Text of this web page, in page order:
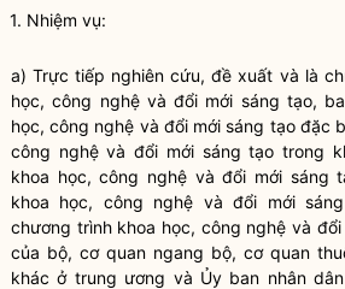
1. Nhiệm vụ:
a) Trực tiếp nghiên cứu, đề xuất và là
học, công nghệ và đổi mới sáng tạo,
học, công nghệ và đổi mới sáng tạo đặc
công nghệ và đổi mới sáng tạo trong
khoa học, công nghệ và đổi mới sáng
khoa học, công nghệ và đổi mới
chương trình khoa học, công nghệ và
của bộ, cơ quan ngang bộ, cơ quan
khác ở trung ương và Ủy ban nhân